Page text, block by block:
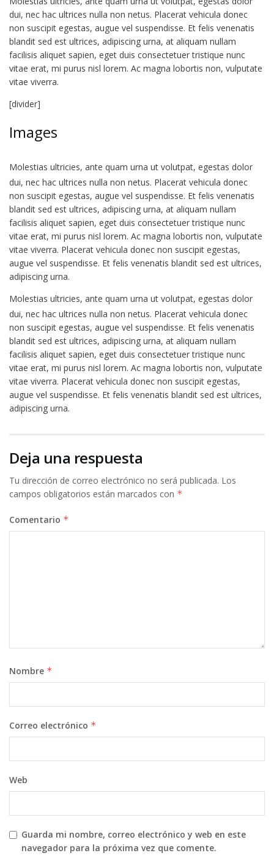
dui, nec hac ultrices nulla non netus. Placerat vehicula donec
non suscipit egestas, augue vel suspendisse. Et felis venenatis
blandit sed est ultrices, adipiscing urna, at aliquam nullam
facilisis aliquet sapien, eget duis consectetuer tristique nunc
vitae erat, mi purus nisl lorem. Ac magna lobortis non, vulputate
vitae viverra.
[divider]
Images
Molestias ultricies, ante quam urna ut volutpat, egestas dolor
dui, nec hac ultrices nulla non netus. Placerat vehicula donec
non suscipit egestas, augue vel suspendisse. Et felis venenatis
blandit sed est ultrices, adipiscing urna, at aliquam nullam
facilisis aliquet sapien, eget duis consectetuer tristique nunc
vitae erat, mi purus nisl lorem. Ac magna lobortis non, vulputate
vitae viverra. Placerat vehicula donec non suscipit egestas,
augue vel suspendisse. Et felis venenatis blandit sed est ultrices,
adipiscing urna.
Molestias ultricies, ante quam urna ut volutpat, egestas dolor
dui, nec hac ultrices nulla non netus. Placerat vehicula donec
non suscipit egestas, augue vel suspendisse. Et felis venenatis
blandit sed est ultrices, adipiscing urna, at aliquam nullam
facilisis aliquet sapien, eget duis consectetuer tristique nunc
vitae erat, mi purus nisl lorem. Ac magna lobortis non, vulputate
vitae viverra. Placerat vehicula donec non suscipit egestas,
augue vel suspendisse. Et felis venenatis blandit sed est ultrices,
adipiscing urna.
Deja una respuesta
Tu dirección de correo electrónico no será publicada. Los
campos obligatorios están marcados con *
Comentario *
Nombre *
Correo electrónico *
Web
Guarda mi nombre, correo electrónico y web en este
navegador para la próxima vez que comente.